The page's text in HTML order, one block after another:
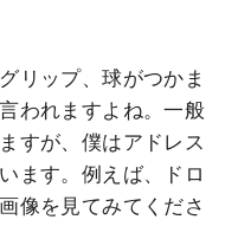
リップ、球がつかま
われますよね。一般
すが、僕はアドレス
ます。例えば、ドロ
像を見てみてくださ